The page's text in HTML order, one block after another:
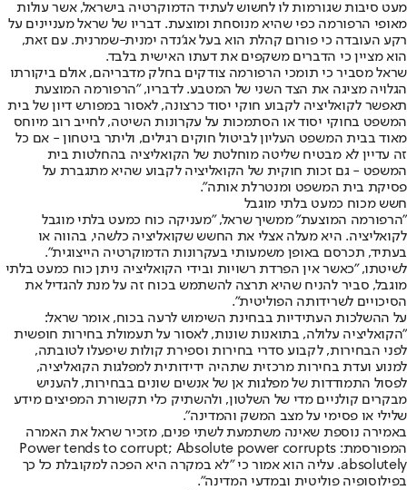
מעט סיבות שגורמות לו לחשוש לעתיד הדמוקרטיה בישראל, אשר עולות
מאופי הרפורמה כפי שהיא מנוסחת ומוצעת. דבריו של שראל מעניינים על
רקע העובדה כי פורום קהלת הוא בעל אג'נדה ימנית-שמרנית. עם זאת,
הוא מציין כי הדברים משקפים את דעתו האישית בלבד.
שראל מסביר כי תומכי הרפורמה צודקים בחלק מדבריהם, אולם ביקורתו
הגלויה מציגה את הצד השני של המטבע. לדבריו, "הרפורמה המוצעת
תאפשר לקואליציה לקבוע חוקי יסוד כרצונה, לאסור במפורש דיון של בית
המשפט בחוקי יסוד או הסתמכות על עקרונות השיטה, לחייב רוב מיוחס
מאוד בבית המשפט העליון לביטול חוקים רגילים, וליתר ביטחון - אם כל
זה עדיין לא מבטיח שליטה מוחלטת של הקואליציה בהחלטות בית
המשפט - גם זכות חוקית של הקואליציה לקבוע שהיא מתגברת על
פסיקת בית המשפט ומנטרלת אותה".
חשש מכוח כמעט בלתי מוגבל
"הרפורמה המוצעת" ממשיך שראל, "מעניקה כוח כמעט בלתי מוגבל
לקואליציה. היא מעלה אצלי את החשש שקואליציה כלשהי, בהווה או
בעתיד, תכרסם באופן משמעותי בעקרונות הדמוקרטיה הייצוגית".
לשיטתו, "כאשר אין הפרדת רשויות ובידי הקואליציה ניתן כוח כמעט בלתי
מוגבל, סביר להניח שהיא תרצה להשתמש בכוח זה על מנת להגדיל את
הסיכויים לשרידותה הפוליטית".
על ההשלכות העתידיות בבחינת השימוש לרעה בכוח, אומר שראל:
"הקואליציה עלולה, בתואנות שונות, לאסור על תעמולת בחירות חופשית
לפני הבחירות, לקבוע סדרי בחירות וספירת קולות שיפעלו לטובתה,
למנוע ועדת בחירות מרכזית שתהיה ידידותית למפלגות הקואליציה,
לפסול התמודדות של מפלגות אן של אנשים שונים בבחירות, להעניש
מבקרים קולניים מדי של השלטון, ולהשתיק כלי תקשורת המפיצים מידע
שלילי או פסימי על מצב המשק והמדינה".
באמירה נוספת שאינה משתמעת לשתי פנים, מזכיר שראל את האמרה
המפורסמת: Power tends to corrupt; Absolute power corrupts
absolutely. עליה הוא אמור כי "לא במקרה היא הפכה למקובלת כל כך
בפילוסופיה פוליטית ובמדעי המדינה".